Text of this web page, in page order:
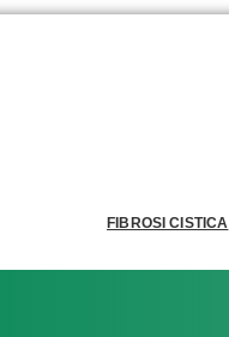
FIBROSI CISTICA